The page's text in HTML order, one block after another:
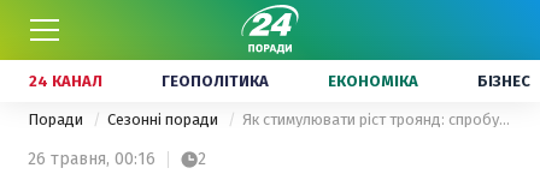
24 КАНАЛ ГЕОПОЛІТИКА ЕКОНОМІКА БІЗНЕС
Поради Сезонні поради Як стимулювати ріст троянд: спробуйте лайфхаки для пишного цвітіння
26 травня, 00:16 2